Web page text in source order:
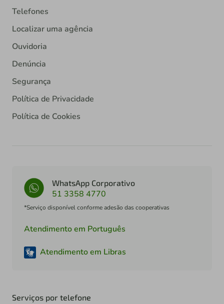
Telefones
Localizar uma agência
Ouvidoria
Denúncia
Segurança
Política de Privacidade
Política de Cookies
WhatsApp Corporativo
51 3358 4770
*Serviço disponível conforme adesão das cooperativas
Atendimento em Português
Atendimento em Libras
Serviços por telefone